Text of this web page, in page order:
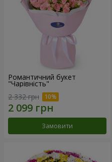
Романтичний букет
"Чарівність"
2 332 грн
Замовити